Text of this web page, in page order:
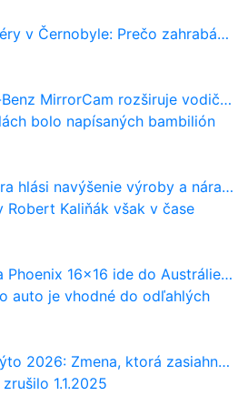
Prečo zahrabávali Červený les pod zem?
rozširuje vodičovi výhľad a uberá autobusom odpor vzduchu
bolo napísaných bambilión
navýšenie výroby a nárast tržieb. Ktorí odberatelia sú kľúčoví?
Robert Kaliňák však v čase
16×16 ide do Austrálie. Na čo bude slúžiť?
auto je vhodné do odľahlých
Zmena, ktorá zasiahne slovenských dopravcov
1.1.2025